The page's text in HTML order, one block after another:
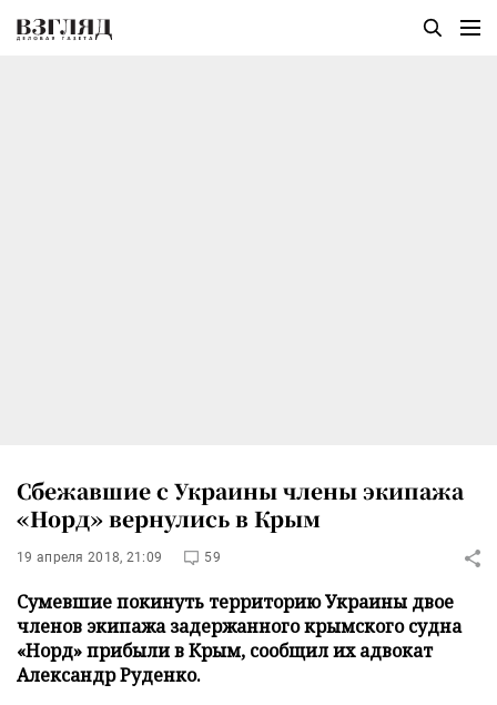
Сбежавшие с Украины члены экипажа
«Норд» вернулись в Крым
19 апреля 2018, 21:09 59
Сумевшие покинуть территорию Украины двое
членов экипажа задержанного крымского судна
«Норд» прибыли в Крым, сообщил их адвокат
Александр Руденко.